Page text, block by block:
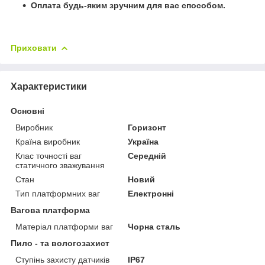
Оплата будь-яким зручним для вас способом.
Приховати
Характеристики
Основні
Виробник
Горизонт
Країна виробник
Україна
Клас точності ваг
статичного зважування
Середній
Стан
Новий
Тип платформних ваг
Електронні
Вагова платформа
Матеріал платформи ваг
Чорна сталь
Пило - та вологозахист
Ступінь захисту датчиків
IP67